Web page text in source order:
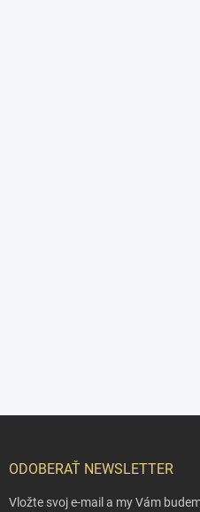
ODOBERAŤ NEWSLETTER
Vložte svoj e-mail a my Vám